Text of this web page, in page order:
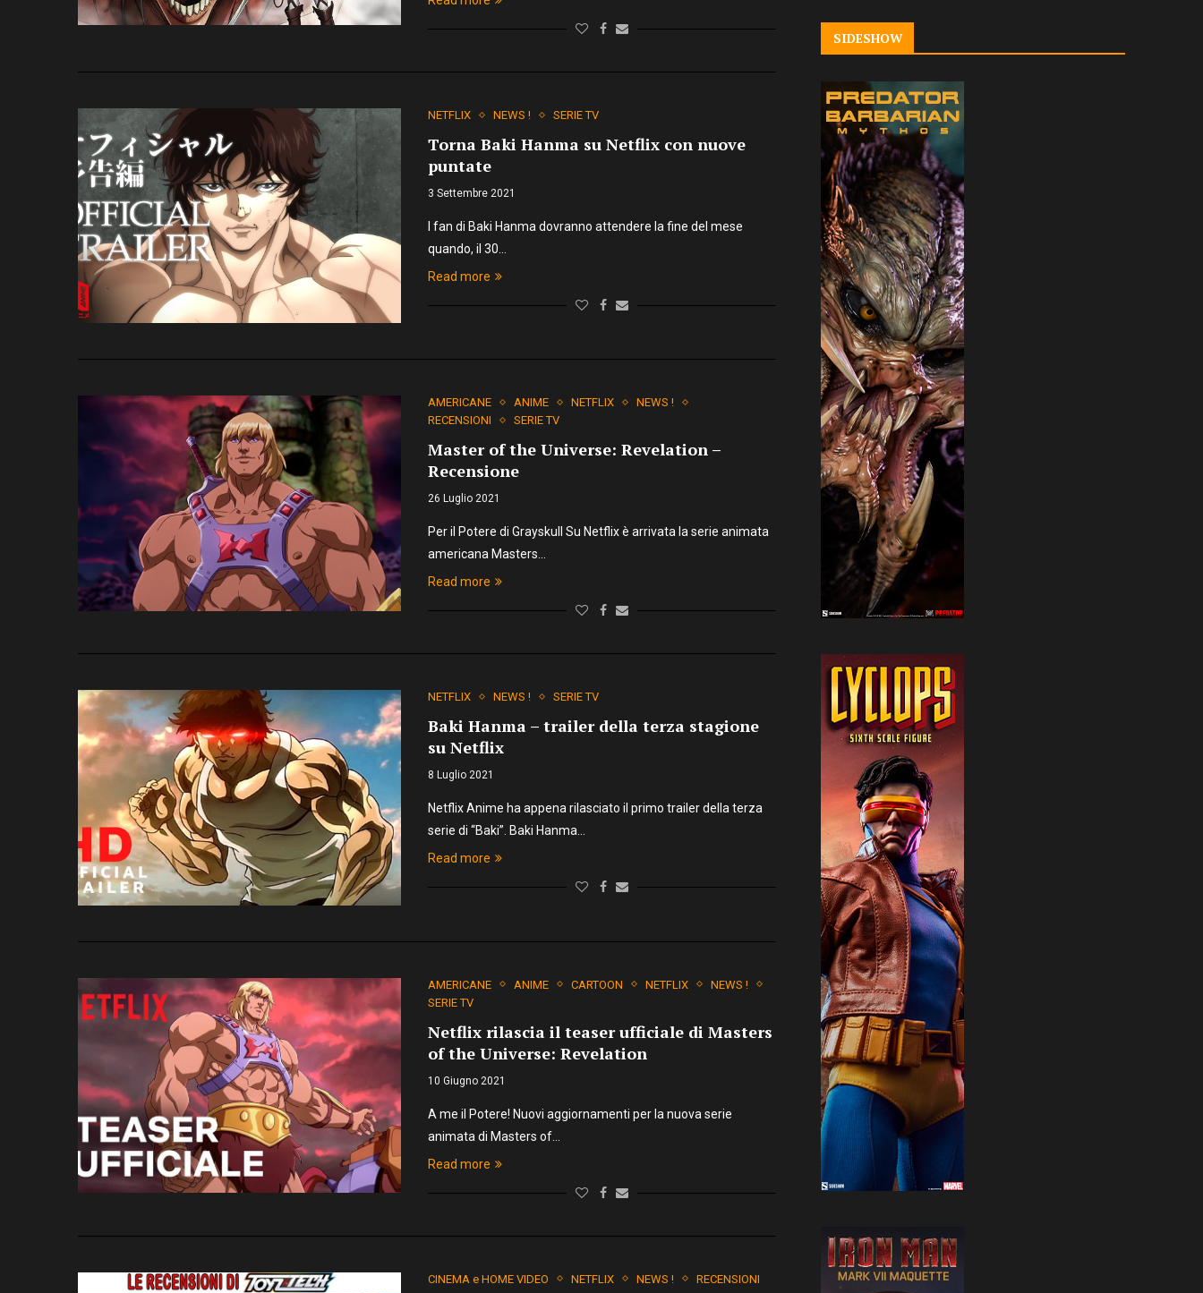
NETFLIX NEWS ! SERIE TV
Torna Baki Hanma su Netflix con nuove
puntate
3 Settembre 2021
I fan di Baki Hanma dovranno attendere la fine del mese
quando, il 30…
Read more
AMERICANE ANIME NETFLIX
NEWS !
RECENSIONI
SERIE TV
Master of the Universe: Revelation –
Recensione
26 Luglio 2021
Per il Potere di Grayskull Su Netflix è arrivata la serie animata
americana Masters…
Read more
NETFLIX NEWS ! SERIE TV
Baki Hanma – trailer della terza stagione
su Netflix
8 Luglio 2021
Netflix Anime ha appena rilasciato il primo trailer della terza
serie di “Baki”. Baki Hanma…
Read more
AMERICANE ANIME CARTOON NETFLIX
NEWS !
SERIE TV
Netflix rilascia il teaser ufficiale di Masters
of the Universe: Revelation
10 Giugno 2021
A me il Potere! Nuovi aggiornamenti per la nuova serie
animata di Masters of…
Read more
CINEMA e HOME VIDEO NETFLIX NEWS ! RECENSIONI
SIDESHOW